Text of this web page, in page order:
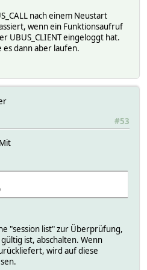
nach einem Neustart
wenn ein Funktionsaufruf
UBUS_CLIENT eingeloggt hat.
es dann aber laufen.
#53
"session list" zur Überprüfung,
ist, abschalten. Wenn
wird auf diese